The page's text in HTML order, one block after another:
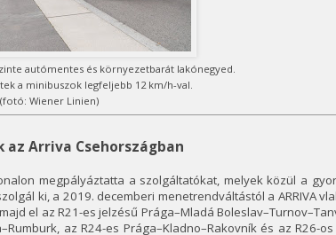
autómentes és környezetbarát lakónegyed.
a minibuszok legfeljebb 12 km/h-val.
(fotó: Wiener Linien)
az Arriva Csehországban
megpályáztatta a szolgáltatókat, melyek közül a
ki, a 2019. decemberi menetrendváltástól a ARRIVA
el az R21-es jelzésű Prága–Mladá
az R24-es Prága–Kladno–Rakovník és az R26-